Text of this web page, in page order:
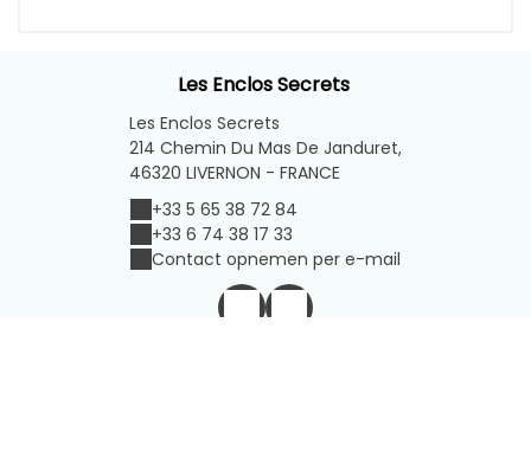
Les Enclos Secrets
Les Enclos Secrets
214 Chemin Du Mas De Janduret,
46320 LIVERNON - FRANCE
+33 5 65 38 72 84
+33 6 74 38 17 33
Contact opnemen per e-mail